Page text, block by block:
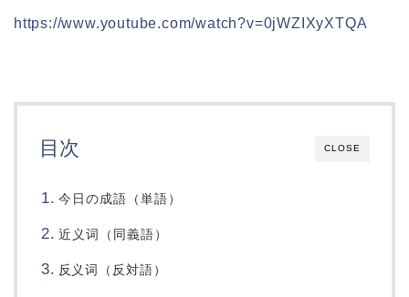
https://www.youtube.com/watch?v=0jWZIXyXTQA
CLOSE
目次
今日の成語（単語）
近义词（同義語）
反义词（反対語）